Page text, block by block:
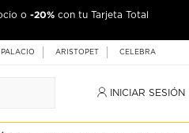
o -20% con tu Tarjeta Total
Palacio
ARISTOPET CELEBRA
INICIAR SESIÓN